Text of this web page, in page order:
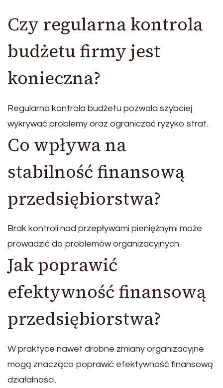
Czy regularna kontrola
budżetu firmy jest
konieczna?
Regularna kontrola budżetu pozwala szybciej
wykrywać problemy oraz ograniczać ryzyko strat.
Co wpływa na
stabilność finansową
przedsiębiorstwa?
Brak kontroli nad przepływami pieniężnymi może
prowadzić do problemów organizacyjnych.
Jak poprawić
efektywność finansową
przedsiębiorstwa?
W praktyce nawet drobne zmiany organizacyjne
mogą znacząco poprawić efektywność finansową
działalności.